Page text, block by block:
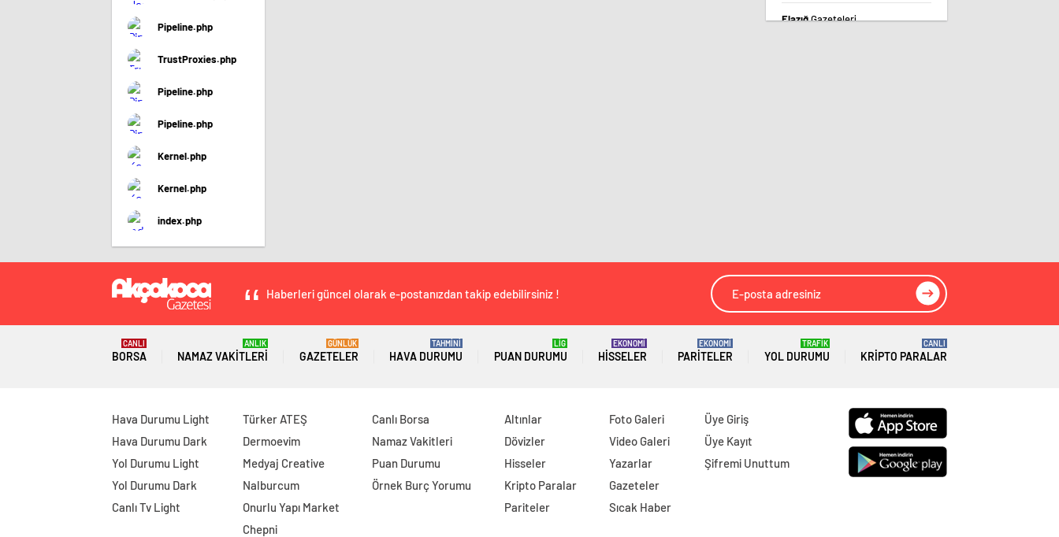
Pipeline.php
TrustProxies.php
Pipeline.php
Pipeline.php
Kernel.php
Kernel.php
index.php
ElazığGazeteleri
HatayGazeteleri
IspartaGazeteleri
MersinGazeteleri
Gazeteleri
Gazeteleri
Kastamonu Gazeteleri
Haberleri güncel olarak e-postanızdan takip edebilirsiniz !
BORSA
CANLI
NAMAZ VAKITLERI
ANLIK
GAZETELER
GÜNLÜK
HAVA DURUMU
TAHMİNİ
PUAN DURUMU
LİG
HISSELER
EKONOMİ
PARITELER
EKONOMİ
YOL DURUMU
TRAFİK
KRIPTO PARALAR
CANLI
Hava Durumu Light
Hava Durumu Dark
Yol Durumu Light
Yol Durumu Dark
Canlı Tv Light
Türker ATEŞ
Dermoevim
Medyaj Creative
Nalburcum
Onurlu Yapı Market
Chepni
Canlı Borsa
Namaz Vakitleri
Puan Durumu
Örnek Burç Yorumu
Altınlar
Dövizler
Hisseler
Kripto Paralar
Pariteler
Foto Galeri
Video Galeri
Yazarlar
Gazeteler
Sıcak Haber
Üye Giriş
Üye Kayıt
Şifremi Unuttum